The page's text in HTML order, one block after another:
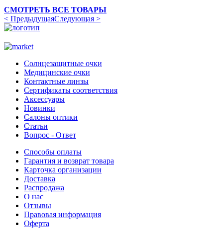
СМОТРЕТЬ ВСЕ ТОВАРЫ
< ПредыдущаяСледующая >
Солнцезащитные очки
Медицинские очки
Контактные линзы
Сертификаты соответствия
Аксессуары
Новинки
Салоны оптики
Статьи
Вопрос - Ответ
Способы оплаты
Гарантия и возврат товара
Карточка организации
Доставка
Распродажа
О нас
Отзывы
Правовая информация
Оферта